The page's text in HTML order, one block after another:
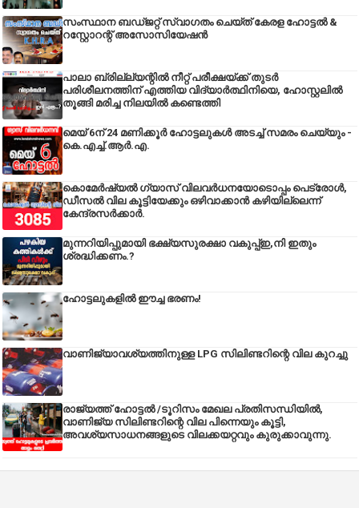
സംസ്ഥാന ബഡ്‌ജറ്റ് സ്വാഗതം ചെയ്ത് കേരള ഹോട്ടൽ &
റസ്റ്റോറന്റ് അസോസിയേഷൻ
പാലാ ബ്രില്ല്യന്റിൽ നീറ്റ് പരീക്ഷയ്ക്ക് തുടർ
പരിശീലനത്തിന് എത്തിയ വിദ്യാർത്ഥിനിയെ, ഹോസ്റ്റലിൽ
തൂങ്ങി മരിച്ച നിലയിൽ കണ്ടെത്തി
മെയ് 6ന് 24 മണിക്കൂർ ഹോട്ടലുകൾ അടച്ച് സമരം ചെയ്യും -
കെ.എച്ച്.ആർ.എ.
കൊമേർഷ്യൽ ഗ്യാസ് വിലവർധനയോടൊപ്പം പെട്രോൾ,
ഡീസല്‍ വില കൂട്ടിയേക്കും ഒഴിവാക്കാന്‍ കഴിയില്ലെന്ന്
കേന്ദ്രസര്‍ക്കാര്‍.
മുന്നറിയിപ്പുമായി ഭക്ഷ്യസുരക്ഷാ വകുപ്പ്ഇ,നി ഇതും
ശ്രദ്ധിക്കണം.?
ഹോട്ടലുകളിൽ ഈച്ച ഭരണം!
വാണിജ്യാവശ്യത്തിനുള്ള LPG സിലിണ്ടറിന്റെ വില കുറച്ചു
രാജ്യത്ത് ഹോട്ടൽ /ടൂറിസം മേഖല പ്രതിസന്ധിയിൽ,
വാണിജ്യ സിലിണ്ടറിന്റെ വില പിന്നെയും കൂട്ടി,
അവശ്യസാധനങ്ങളുടെ വിലക്കയറ്റവും കുരുക്കാവുന്നു.